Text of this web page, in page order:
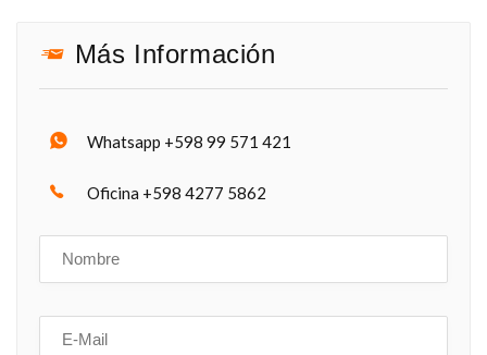
Más Información
Whatsapp +598 99 571 421
Oficina +598 4277 5862